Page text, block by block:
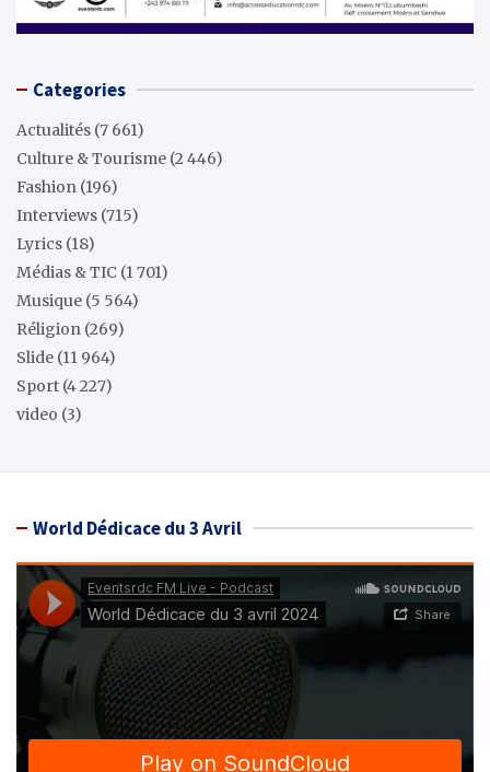
Categories
Actualités (7 661)
Culture & Tourisme (2 446)
Fashion (196)
Interviews (715)
Lyrics (18)
Médias & TIC (1 701)
Musique (5 564)
Réligion (269)
Slide (11 964)
Sport (4 227)
video (3)
World Dédicace du 3 Avril